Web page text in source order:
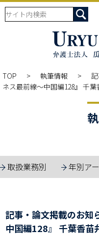
TOP 執筆情報
ネス最前線～中国編128』 千葉
取扱業務別 年別ア
記事・論文掲載のお知
中国編128』 千葉香苗